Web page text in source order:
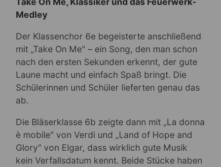
Medley
Der Klassenchor 6e begeisterte anschließend
mit „Take On Me" – ein Song, den man schon
nach den ersten Sekunden erkennt, der gute
Laune macht und einfach Spaß bringt. Die
Schülerinnen und Schüler lieferten genau das
ab.
Die Bläserklasse 6b zeigte dann mit „La donna
è mobile" von Verdi und „Land of Hope and
Glory" von Elgar, dass wirklich gute Musik
kein Verfallsdatum kennt. Beide Stücke haben